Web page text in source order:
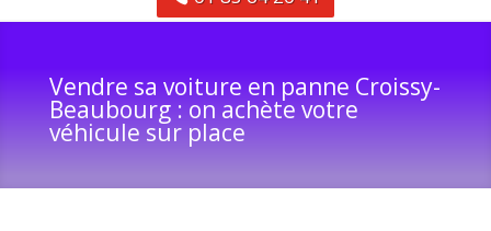
Vendre sa voiture en panne Croissy-
Beaubourg : on achète votre
véhicule sur place